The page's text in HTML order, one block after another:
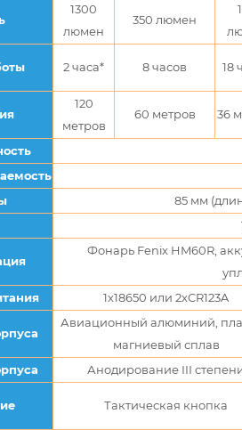
1300
люмен
350 люмен
2 часа* 8 часов 18
120
метров
60 метров 36
85 мм
Фонарь Fenix HM60R,
1x18650 или 2xCR123A
Авиационный алюминий,
магниевый сплав
Анодирование III
Тактическая кнопка